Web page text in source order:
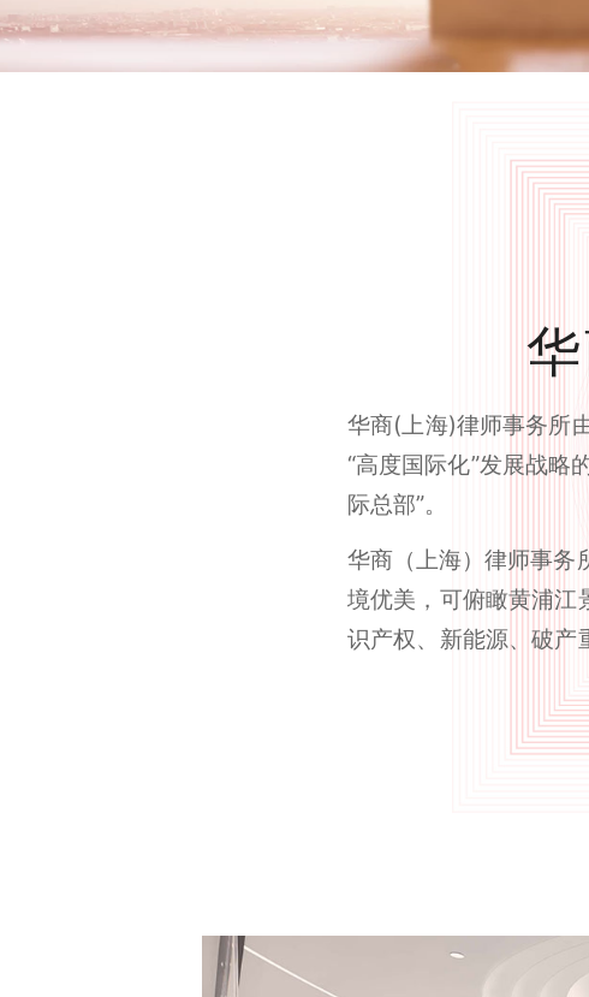
华商(上海)律师事务所
“高度国际化”发展战略
际总部”。
华商（上海）律师事务
境优美，可俯瞰黄浦江
识产权、新能源、破产
组织合作，推进数字
所，为律师提供良好